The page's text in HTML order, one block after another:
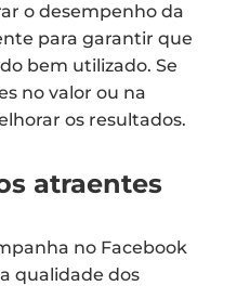
o desempenho da
para garantir que
bem utilizado. Se
no valor ou na
os resultados.
atraentes
no Facebook
qualidade dos